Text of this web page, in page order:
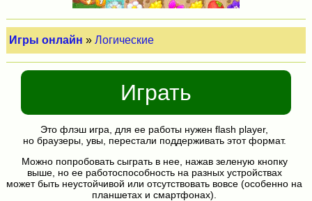
Игры онлайн »Логические
Играть
Это флэш игра, для ее работы нужен flash player,
но браузеры, увы, перестали поддерживать этот формат.
Можно попробовать сыграть в нее, нажав зеленую кнопку
выше, но ее работоспособность на разных устройствах
может быть неустойчивой или отсутствовать вовсе (особенно на
планшетах и смартфонах).